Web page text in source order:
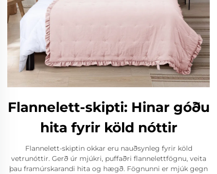
Flannelett-skipti: Hinar góðu
hita fyrir köld nóttir
Flannelett-skiptin okkar eru nauðsynleg fyrir köld
vetrunóttir. Gerð úr mjúkri, puffaðri flannelettfögnu, veita
þau framúrskarandi hita og hægð. Fögnunni er mjúk gegn